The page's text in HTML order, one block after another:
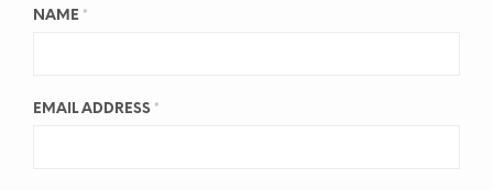
NAME *
EMAIL ADDRESS *